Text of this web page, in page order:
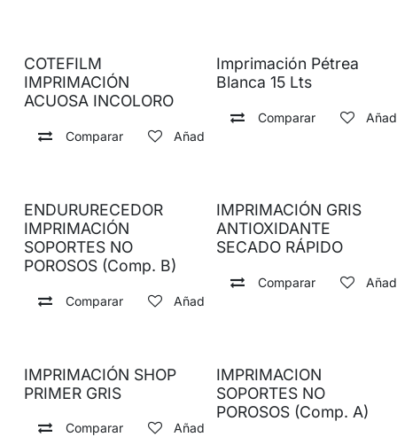
COTEFILM
IMPRIMACIÓN
ACUOSA INCOLORO
Comparar Añadir a lista de deseos
Imprimación Pétrea
Blanca 15 Lts
Comparar
ENDURURECEDOR
IMPRIMACIÓN
SOPORTES NO
POROSOS (Comp. B)
Comparar Añadir a lista de deseos
IMPRIMACIÓN GRIS
ANTIOXIDANTE
SECADO RÁPIDO
Comparar
IMPRIMACIÓN SHOP
PRIMER GRIS
Comparar Añadir a lista de deseos
IMPRIMACION
SOPORTES NO
POROSOS (Comp. A)